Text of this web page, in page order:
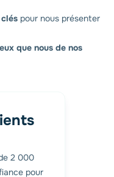
pour nous présenter
que nous de nos
2 000
pour